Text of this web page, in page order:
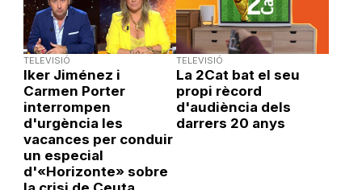
TELEVISIÓ
Iker Jiménez i
Carmen Porter
interrompen
d'urgència les
vacances per conduir
un especial
d'«Horizonte» sobre
TELEVISIÓ
La 2Cat bat el seu
propi rècord
d'audiència dels
darrers 20 anys